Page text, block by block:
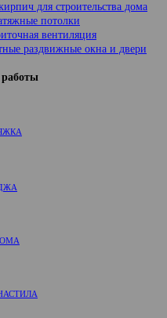
для строительства дома
потолки
вентиляция
раздвижные окна и двери